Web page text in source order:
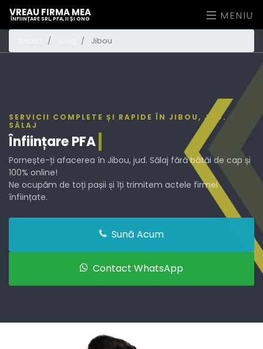
VREAU FIRMA MEA
ÎNFIINȚARE SRL, PFA, II ȘI ONG MENIU
Jibou
SERVICII COMPLETE ȘI RAPIDE ÎN JIBOU, JUD.
SĂLAJ
ÎnființarePFA
Pornește-ți afacerea în Jibou, jud. Sălaj fără bătăi de cap și
100% online!
Ne ocupăm de toți pașii și îți trimitem actele firmei
înființate.
Sună Acum
Contact WhatsApp